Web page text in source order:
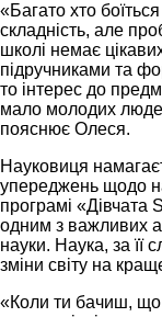
«Багато хто
складність, але
школі немає
підручниками та
то інтерес до
мало молодих
пояснює Олеся.
Науковиця
упереджень щодо
програмі
одним з важливих
науки. Наука, за її
зміни світу на
«Коли ти бачиш, що